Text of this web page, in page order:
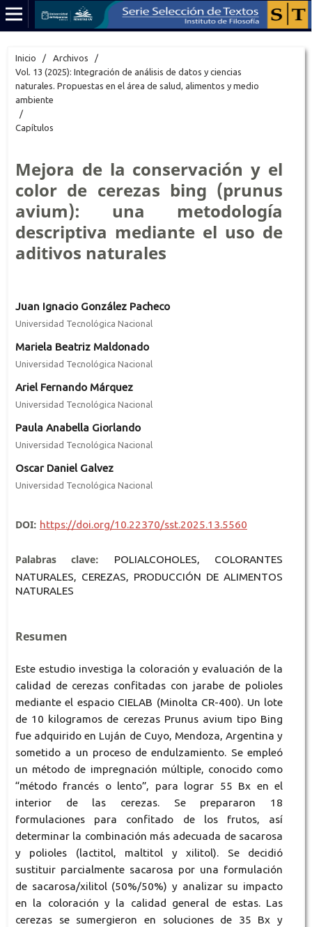
Inicio / Archivos
/
Vol. 13 (2025): Integración de análisis de datos y ciencias
naturales. Propuestas en el área de salud, alimentos y medio
ambiente
/
Capítulos
Mejora de la conservación y el
color de cerezas bing (prunus
avium): una metodología
descriptiva mediante el uso de
aditivos naturales
Juan Ignacio González Pacheco
Universidad Tecnológica Nacional
Mariela Beatriz Maldonado
Universidad Tecnológica Nacional
Ariel Fernando Márquez
Universidad Tecnológica Nacional
Paula Anabella Giorlando
Universidad Tecnológica Nacional
Oscar Daniel Galvez
Universidad Tecnológica Nacional
DOI: https://doi.org/10.22370/sst.2025.13.5560
Palabras clave:
POLIALCOHOLES, COLORANTES
NATURALES, CEREZAS, PRODUCCIÓN DE ALIMENTOS
NATURALES
Resumen
Este estudio investiga la coloración y evaluación de la
calidad de cerezas confitadas con jarabe de polioles
mediante el espacio CIELAB (Minolta CR-400). Un lote
de 10 kilogramos de cerezas Prunus avium tipo Bing
fue adquirido en Luján de Cuyo, Mendoza, Argentina y
sometido a un proceso de endulzamiento. Se empleó
un método de impregnación múltiple, conocido como
“método francés o lento”, para lograr 55 Bx en el
interior de las cerezas. Se prepararon 18
formulaciones para confitado de los frutos, así
determinar la combinación más adecuada de sacarosa
y polioles (lactitol, maltitol y xilitol). Se decidió
sustituir parcialmente sacarosa por una formulación
de sacarosa/xilitol (50%/50%) y analizar su impacto
en la coloración y la calidad general de estas. Las
cerezas se sumergieron en soluciones de 35 Bx y